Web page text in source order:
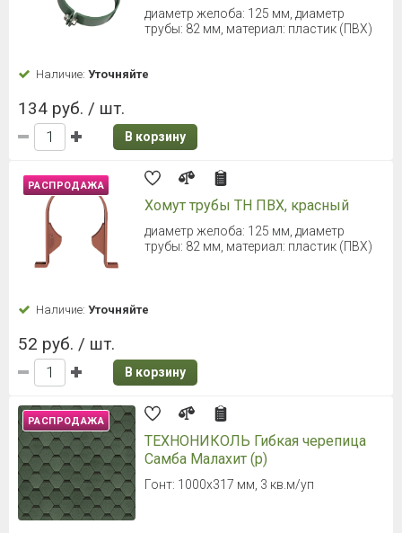
диаметр желоба: 125 мм, диаметр
трубы: 82 мм, материал: пластик (ПВХ)
Наличие: Уточняйте
134 руб. / шт.
В корзину
РАСПРОДАЖА
Хомут трубы ТН ПВХ, красный
диаметр желоба: 125 мм, диаметр
трубы: 82 мм, материал: пластик (ПВХ)
Наличие: Уточняйте
52 руб. / шт.
В корзину
РАСПРОДАЖА
ТЕХНОНИКОЛЬ Гибкая черепица
Самба Малахит (р)
Гонт: 1000х317 мм, 3 кв.м/уп